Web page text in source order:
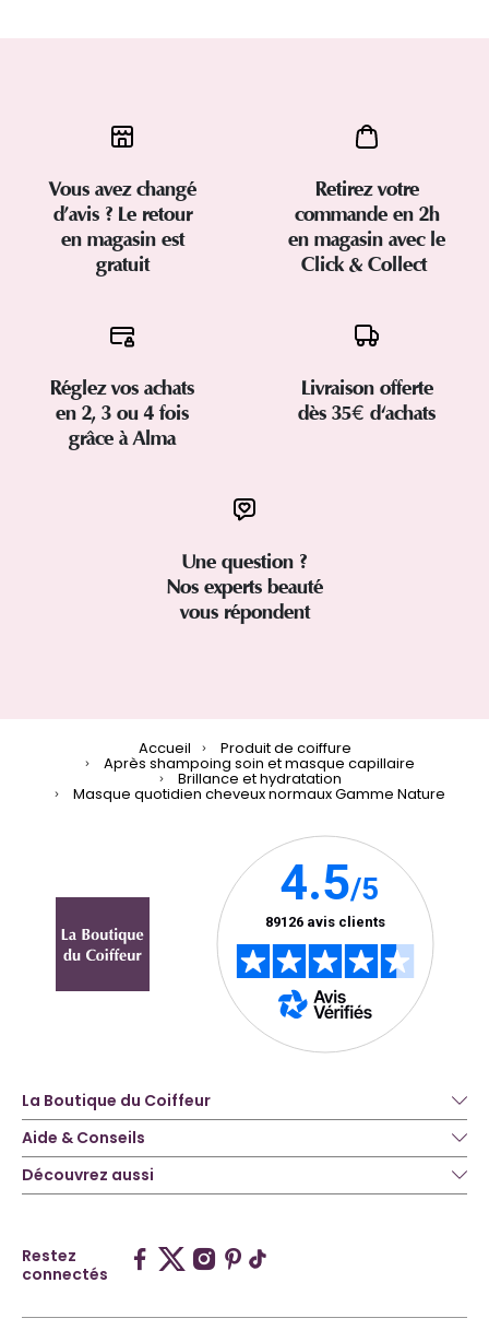
Vous avez changé
d’avis ? Le retour
en magasin est
gratuit
Retirez votre
commande en 2h
en magasin avec le
Click & Collect
Réglez vos achats
en 2, 3 ou 4 fois
grâce à Alma
Livraison offerte
dès 35€ d'achats
Une question ?
Nos experts beauté
vous répondent
Accueil Produit de coiffure
Après shampoing soin et masque capillaire
Brillance et hydratation
Masque quotidien cheveux normaux Gamme Nature
La Boutique du Coiffeur
Aide & Conseils
Découvrez aussi
Restez
connectés